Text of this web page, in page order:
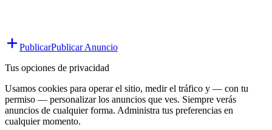
PublicarPublicar Anuncio
Tus opciones de privacidad
Usamos cookies para operar el sitio, medir el tráfico y — con tu
permiso — personalizar los anuncios que ves. Siempre verás
anuncios de cualquier forma. Administra tus preferencias en
cualquier momento.